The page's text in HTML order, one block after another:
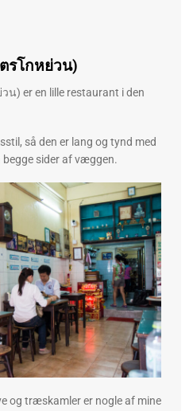
รโกหย่วน)
น) er en lille restaurant i den
så den er lang og tynd med
sider af væggen.
og træskamler er nogle af mine